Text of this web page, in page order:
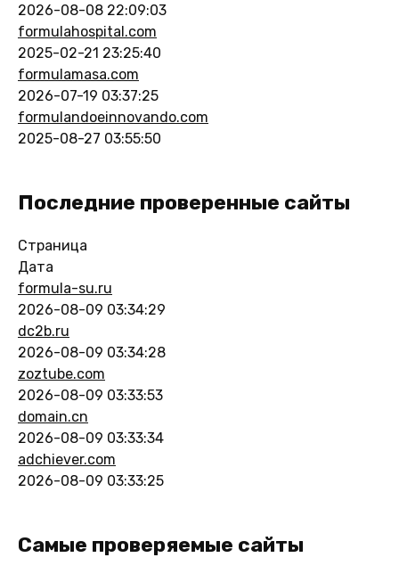
2026-08-08 22:09:03
formulahospital.com
2025-02-21 23:25:40
formulamasa.com
2026-07-19 03:37:25
formulandoeinnovando.com
2025-08-27 03:55:50
Последние проверенные сайты
Страница
Дата
formula-su.ru
2026-08-09 03:34:29
dc2b.ru
2026-08-09 03:34:28
zoztube.com
2026-08-09 03:33:53
domain.cn
2026-08-09 03:33:34
adchiever.com
2026-08-09 03:33:25
Самые проверяемые сайты